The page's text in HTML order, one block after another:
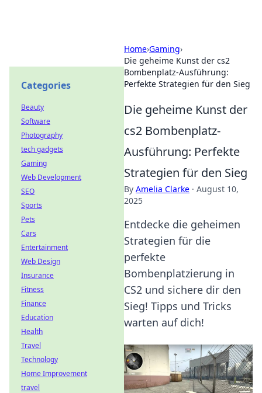
Home›Gaming›
Die geheime Kunst der cs2
Bombenplatz-Ausführung:
Perfekte Strategien für den Sieg
Die geheime Kunst der
cs2 Bombenplatz-
Ausführung: Perfekte
Strategien für den Sieg
By Amelia Clarke · August 10,
2025
Entdecke die geheimen
Strategien für die
perfekte
Bombenplatzierung in
CS2 und sichere dir den
Sieg! Tipps und Tricks
warten auf dich!
Categories
Beauty
Software
Photography
tech gadgets
Gaming
Web Development
SEO
Sports
Pets
Cars
Entertainment
Web Design
Insurance
Fitness
Finance
Education
Health
Travel
Technology
Home Improvement
travel